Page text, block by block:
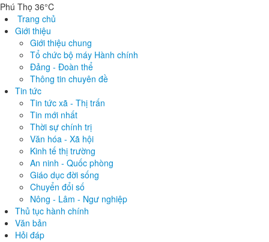
Phú Thọ 36°C
Trang chủ
Giới thiệu
Giới thiệu chung
Tổ chức bộ máy Hành chính
Đảng - Đoàn thể
Thông tin chuyên đề
Tin tức
Tin tức xã - Thị trấn
Tin mới nhất
Thời sự chính trị
Văn hóa - Xã hội
Kinh tế thị trường
An ninh - Quốc phòng
Giáo dục đời sống
Chuyển đổi số
Nông - Lâm - Ngư nghiệp
Thủ tục hành chính
Văn bản
Hỏi đáp